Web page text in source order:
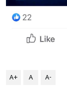
A+ A A-